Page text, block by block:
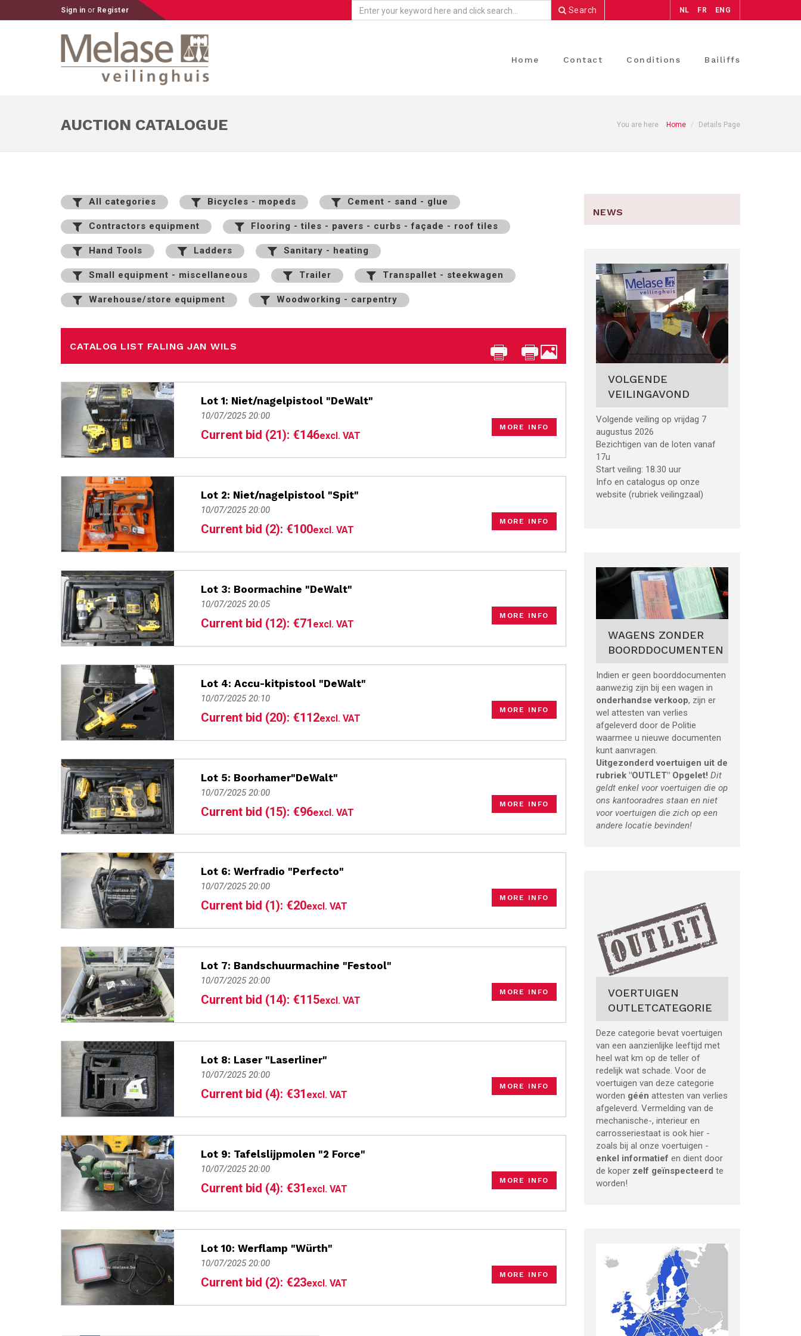
Sign in or Register Search NL FR ENG
Home Contact Conditions Bailiffs
AUCTION CATALOGUE You are here Home Details Page
All categories Bicycles - mopeds Cement - sand - glue
Contractors equipment Flooring - tiles - pavers - curbs - façade - roof tiles
Hand Tools Ladders Sanitary - heating
Small equipment - miscellaneous Trailer Transpallet - steekwagen
Warehouse/store equipment Woodworking - carpentry
CATALOG LIST FALING JAN WILS
Lot 1: Niet/nagelpistool "DeWalt"
10/07/2025 20:00
Current bid (21): €146excl. VAT
MORE INFO
Lot 2: Niet/nagelpistool "Spit"
10/07/2025 20:00
Current bid (2): €100excl. VAT
MORE INFO
Lot 3: Boormachine "DeWalt"
10/07/2025 20:05
Current bid (12): €71 excl. VAT
MORE INFO
Lot 4: Accu-kitpistool "DeWalt"
10/07/2025 20:10
Current bid (20): €112excl. VAT
MORE INFO
Lot 5: Boorhamer"DeWalt"
10/07/2025 20:00
Current bid (15): €96excl. VAT
MORE INFO
Lot 6: Werfradio "Perfecto"
10/07/2025 20:00
Current bid (1): €20excl. VAT
MORE INFO
Lot 7: Bandschuurmachine "Festool"
10/07/2025 20:00
Current bid (14): €115excl. VAT
MORE INFO
Lot 8: Laser "Laserliner"
10/07/2025 20:00
Current bid (4): €31 excl. VAT
MORE INFO
Lot 9: Tafelslijpmolen "2 Force"
10/07/2025 20:00
Current bid (4): €31 excl. VAT
MORE INFO
Lot 10: Werflamp "Würth"
10/07/2025 20:00
Current bid (2): €23excl. VAT
MORE INFO
NEWS
VOLGENDE
VEILINGAVOND
Volgende veiling op vrijdag 7
augustus 2026
Bezichtigen van de loten vanaf
17u
Start veiling: 18.30 uur
Info en catalogus op onze
website (rubriek veilingzaal)
WAGENS ZONDER
BOORDDOCUMENTEN
Indien er geen boorddocumenten
aanwezig zijn bij een wagen in
onderhandse verkoop, zijn er
wel attesten van verlies
afgeleverd door de Politie
waarmee u nieuwe documenten
kunt aanvragen.
Uitgezonderd voertuigen uit de
rubriek "OUTLET" Opgelet! Dit
geldt enkel voor voertuigen die op
ons kantooradres staan en niet
voor voertuigen die zich op een
andere locatie bevinden!
VOERTUIGEN
OUTLETCATEGORIE
Deze categorie bevat voertuigen
van een aanzienlijke leeftijd met
heel wat km op de teller of
redelijk wat schade. Voor de
voertuigen van deze categorie
worden géén attesten van verlies
afgeleverd. Vermelding van de
mechanische-, interieur en
carrosseriestaat is ook hier -
zoals bij al onze voertuigen -
enkel informatief en dient door
de koper zelf geïnspecteerd te
worden!